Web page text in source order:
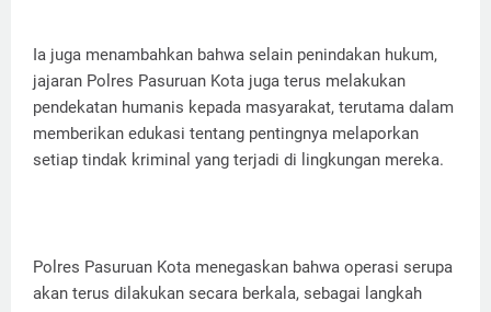
Ia juga menambahkan bahwa selain penindakan hukum,
jajaran Polres Pasuruan Kota juga terus melakukan
pendekatan humanis kepada masyarakat, terutama dalam
memberikan edukasi tentang pentingnya melaporkan
setiap tindak kriminal yang terjadi di lingkungan mereka.
Polres Pasuruan Kota menegaskan bahwa operasi serupa
akan terus dilakukan secara berkala, sebagai langkah